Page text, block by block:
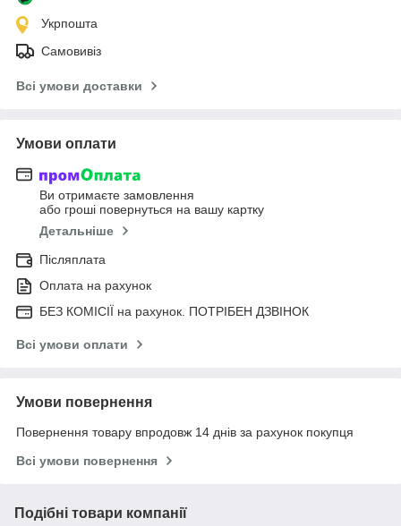
Укрпошта
Самовивіз
Всі умови доставки
Умови оплати
Ви отримаєте замовлення
або гроші повернуться на вашу картку
Детальніше
Післяплата
Оплата на рахунок
БЕЗ КОМІСІЇ на рахунок. ПОТРІБЕН ДЗВІНОК
Всі умови оплати
Умови повернення
Повернення товару впродовж 14 днів за рахунок покупця
Всі умови повернення
Подібні товари компанії